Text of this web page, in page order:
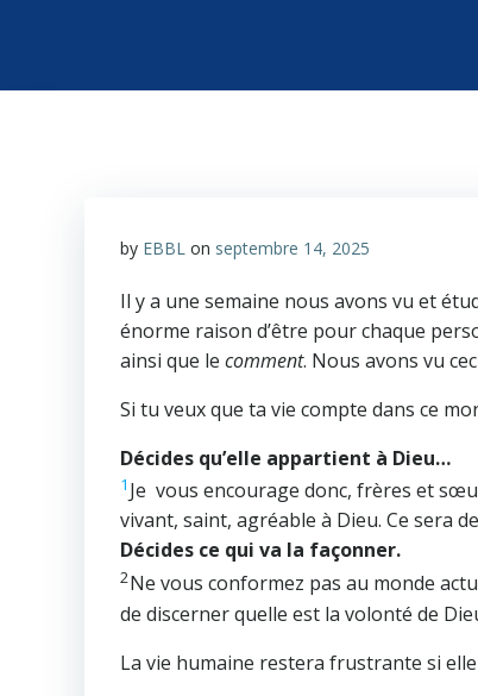
by EBBL on septembre 14, 2025
Il y a une semaine nous avons vu et
énorme raison d’être pour chaque
ainsi que le comment. Nous avons vu
Si tu veux que ta vie compte dans ce
Décides qu’elle appartient à Dieu…
1 Je vous encourage donc, frères et
vivant, saint, agréable à Dieu. Ce sera
Décides ce qui va la façonner.
2Ne vous conformez pas au monde
de discerner quelle est la volonté de
La vie humaine restera frustrante si